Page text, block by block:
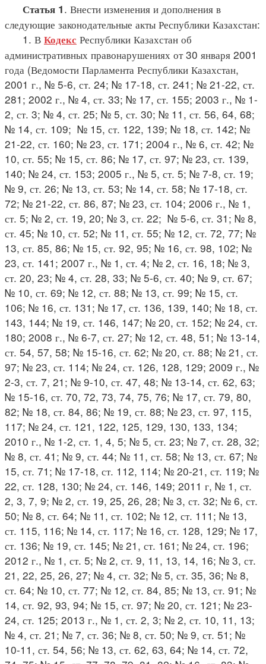
Статья 1. Внести изменения и дополнения в
следующие законодательные акты Республики Казахстан:
1. В Кодекс Республики Казахстан об
административных правонарушениях от 30 января 2001
года (Ведомости Парламента Республики Казахстан,
2001 г., № 5-6, ст. 24; № 17-18, ст. 241; № 21-22, ст.
281; 2002 г., № 4, ст. 33; № 17, ст. 155; 2003 г., № 1-
2, ст. 3; № 4, ст. 25; № 5, ст. 30; № 11, ст. 56, 64, 68;
№ 14, ст. 109; № 15, ст. 122, 139; № 18, ст. 142; №
21-22, ст. 160; № 23, ст. 171; 2004 г., № 6, ст. 42; №
10, ст. 55; № 15, ст. 86; № 17, ст. 97; № 23, ст. 139,
140; № 24, ст. 153; 2005 г., № 5, ст. 5; № 7-8, ст. 19;
№ 9, ст. 26; № 13, ст. 53; № 14, ст. 58; № 17-18, ст.
72; № 21-22, ст. 86, 87; № 23, ст. 104; 2006 г., № 1,
ст. 5; № 2, ст. 19, 20; № 3, ст. 22; № 5-6, ст. 31; № 8,
ст. 45; № 10, ст. 52; № 11, ст. 55; № 12, ст. 72, 77; №
13, ст. 85, 86; № 15, ст. 92, 95; № 16, ст. 98, 102; №
23, ст. 141; 2007 г., № 1, ст. 4; № 2, ст. 16, 18; № 3,
ст. 20, 23; № 4, ст. 28, 33; № 5-6, ст. 40; № 9, ст. 67;
№ 10, ст. 69; № 12, ст. 88; № 13, ст. 99; № 15, ст.
106; № 16, ст. 131; № 17, ст. 136, 139, 140; № 18, ст.
143, 144; № 19, ст. 146, 147; № 20, ст. 152; № 24, ст.
180; 2008 г., № 6-7, ст. 27; № 12, ст. 48, 51; № 13-14,
ст. 54, 57, 58; № 15-16, ст. 62; № 20, ст. 88; № 21, ст.
97; № 23, ст. 114; № 24, ст. 126, 128, 129; 2009 г., №
2-3, ст. 7, 21; № 9-10, ст. 47, 48; № 13-14, ст. 62, 63;
№ 15-16, ст. 70, 72, 73, 74, 75, 76; № 17, ст. 79, 80,
82; № 18, ст. 84, 86; № 19, ст. 88; № 23, ст. 97, 115,
117; № 24, ст. 121, 122, 125, 129, 130, 133, 134;
2010 г., № 1-2, ст. 1, 4, 5; № 5, ст. 23; № 7, ст. 28, 32;
№ 8, ст. 41; № 9, ст. 44; № 11, ст. 58; № 13, ст. 67; №
15, ст. 71; № 17-18, ст. 112, 114; № 20-21, ст. 119; №
22, ст. 128, 130; № 24, ст. 146, 149; 2011 г, № 1, ст.
2, 3, 7, 9; № 2, ст. 19, 25, 26, 28; № 3, ст. 32; № 6, ст.
50; № 8, ст. 64; № 11, ст. 102; № 12, ст. 111; № 13,
ст. 115, 116; № 14, ст. 117; № 16, ст. 128, 129; № 17,
ст. 136; № 19, ст. 145; № 21, ст. 161; № 24, ст. 196;
2012 г., № 1, ст. 5; № 2, ст. 9, 11, 13, 14, 16; № 3, ст.
21, 22, 25, 26, 27; № 4, ст. 32; № 5, ст. 35, 36; № 8,
ст. 64; № 10, ст. 77; № 12, ст. 84, 85; № 13, ст. 91; №
14, ст. 92, 93, 94; № 15, ст. 97; № 20, ст. 121; № 23-
24, ст. 125; 2013 г., № 1, ст. 2, 3; № 2, ст. 10, 11, 13;
№ 4, ст. 21; № 7, ст. 36; № 8, ст. 50; № 9, ст. 51; №
10-11, ст. 54, 56; № 13, ст. 62, 63, 64; № 14, ст. 72,